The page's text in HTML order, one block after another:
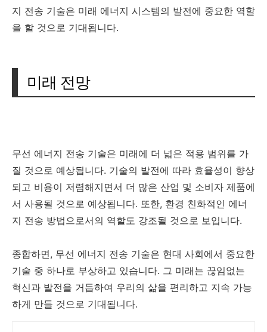
지 전송 기술은 미래 에너지 시스템의 발전에 중요한 역할
을 할 것으로 기대됩니다.
미래 전망
무선 에너지 전송 기술은 미래에 더 넓은 적용 범위를 가
질 것으로 예상됩니다. 기술의 발전에 따라 효율성이 향상
되고 비용이 저렴해지면서 더 많은 산업 및 소비자 제품에
서 사용될 것으로 예상됩니다. 또한, 환경 친화적인 에너
지 전송 방법으로서의 역할도 강조될 것으로 보입니다.
종합하면, 무선 에너지 전송 기술은 현대 사회에서 중요한
기술 중 하나로 부상하고 있습니다. 그 미래는 끊임없는
혁신과 발전을 거듭하여 우리의 삶을 편리하고 지속 가능
하게 만들 것으로 기대됩니다.